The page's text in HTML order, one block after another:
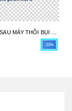
ĐẾ ĐỆM PHÍA SAU MÁY THỔI BỤI UB004C 413X97-8 MAKITA - HÀNG CHÍNH HÃNG
-33%